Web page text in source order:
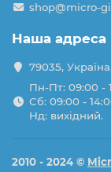
shop@micro-
Наша адреса
79035,
Пн-Пт: 09:00 -
Сб: 09:00 -
Нд: вихідний.
2010 - 2024 ©